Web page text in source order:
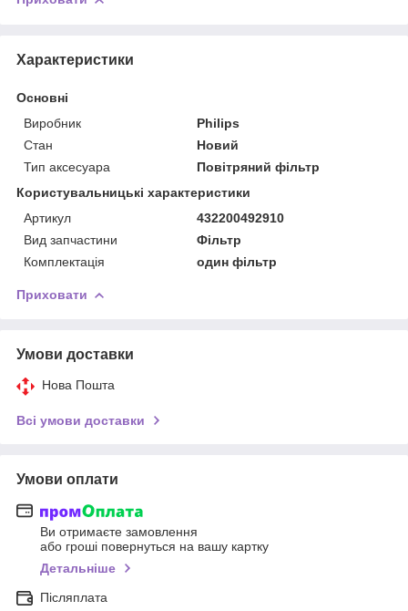
Характеристики
Основні
Виробник
Philips
Стан
Новий
Тип аксесуара
Повітряний фільтр
Користувальницькі характеристики
Артикул
432200492910
Вид запчастини
Фільтр
Комплектація
один фільтр
Приховати
Умови доставки
Нова Пошта
Всі умови доставки
Умови оплати
Ви отримаєте замовлення
або гроші повернуться на вашу картку
Детальніше
Післяплата